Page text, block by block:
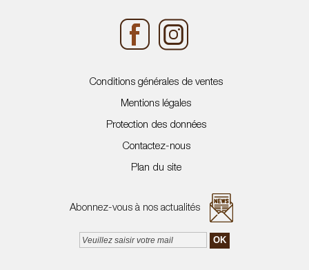
Conditions générales de ventes
Mentions légales
Protection des données
Contactez-nous
Plan du site
Abonnez-vous à nos actualités